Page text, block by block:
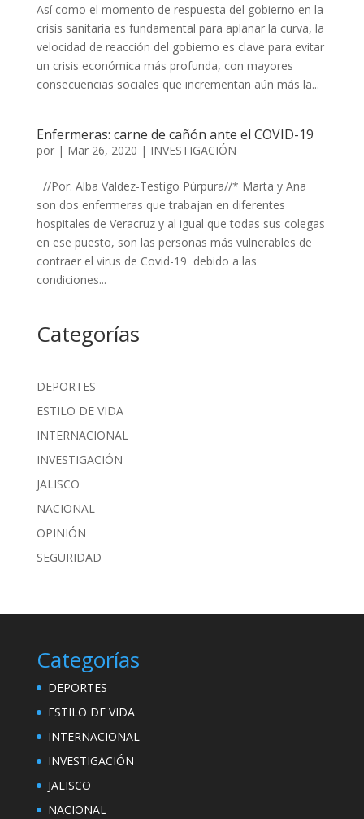
Así como el momento de respuesta del gobierno en la
crisis sanitaria es fundamental para aplanar la curva, la
velocidad de reacción del gobierno es clave para evitar
un crisis económica más profunda, con mayores
consecuencias sociales que incrementan aún más la...
Enfermeras: carne de cañón ante el COVID-19
por | Mar 26, 2020 | INVESTIGACIÓN
//Por: Alba Valdez-Testigo Púrpura//* Marta y Ana
son dos enfermeras que trabajan en diferentes
hospitales de Veracruz y al igual que todas sus colegas
en ese puesto, son las personas más vulnerables de
contraer el virus de Covid-19 debido a las
condiciones...
Categorías
DEPORTES
ESTILO DE VIDA
INTERNACIONAL
INVESTIGACIÓN
JALISCO
NACIONAL
OPINIÓN
SEGURIDAD
Categorías
DEPORTES
ESTILO DE VIDA
INTERNACIONAL
INVESTIGACIÓN
JALISCO
NACIONAL